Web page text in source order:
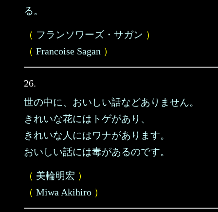
る。
（ フランソワーズ・サガン ）
（ Francoise Sagan ）
26.
世の中に、おいしい話などありません。
きれいな花にはトゲがあり、
きれいな人にはワナがあります。
おいしい話には毒があるのです。
（ 美輪明宏 ）
（ Miwa Akihiro ）